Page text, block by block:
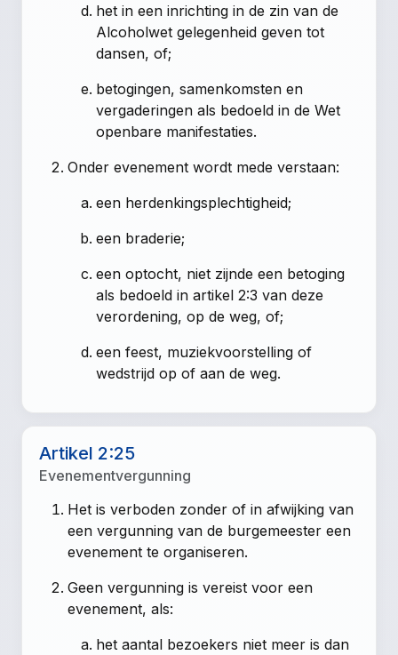
het in een inrichting in de zin van de
Alcoholwet gelegenheid geven tot
dansen, of;
betogingen, samenkomsten en
vergaderingen als bedoeld in de Wet
openbare manifestaties.
Onder evenement wordt mede verstaan:
een herdenkingsplechtigheid;
een braderie;
een optocht, niet zijnde een betoging
als bedoeld in artikel 2:3 van deze
verordening, op de weg, of;
een feest, muziekvoorstelling of
wedstrijd op of aan de weg.
Artikel 2:25
Evenementvergunning
Het is verboden zonder of in afwijking van
een vergunning van de burgemeester een
evenement te organiseren.
Geen vergunning is vereist voor een
evenement, als:
het aantal bezoekers niet meer is dan